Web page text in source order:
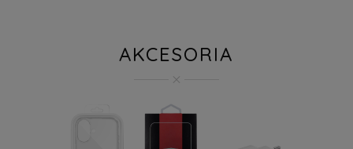
AKCESORIA